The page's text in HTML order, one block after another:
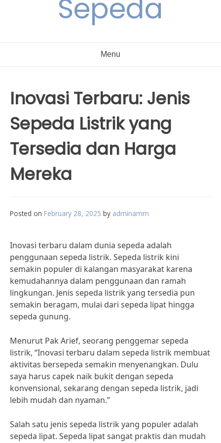
Sepeda
Menu
Inovasi Terbaru: Jenis
Sepeda Listrik yang
Tersedia dan Harga
Mereka
Posted on February 28, 2025 by adminamm
Inovasi terbaru dalam dunia sepeda adalah
penggunaan sepeda listrik. Sepeda listrik kini
semakin populer di kalangan masyarakat karena
kemudahannya dalam penggunaan dan ramah
lingkungan. Jenis sepeda listrik yang tersedia pun
semakin beragam, mulai dari sepeda lipat hingga
sepeda gunung.
Menurut Pak Arief, seorang penggemar sepeda
listrik, “Inovasi terbaru dalam sepeda listrik membuat
aktivitas bersepeda semakin menyenangkan. Dulu
saya harus capek naik bukit dengan sepeda
konvensional, sekarang dengan sepeda listrik, jadi
lebih mudah dan nyaman.”
Salah satu jenis sepeda listrik yang populer adalah
sepeda lipat. Sepeda lipat sangat praktis dan mudah